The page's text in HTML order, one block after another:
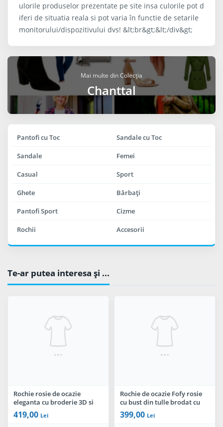
ulorile produselor prezentate pe site insa culorile pot d
iferi de situatia reala si pot varia în functie de setarile
monitorului/dispozitivului dvs! &lt;br&gt;&lt;/div&gt;
Mai multe din Colecția
Chanttal
Pantofi cu Toc Sandale cu Toc
Sandale Femei
Casual Sport
Ghete Bărbaţi
Pantofi Sport Cizme
Rochii Accesorii
Te-ar putea interesa şi ...
Rochie rosie de ocazie
eleganta cu broderie 3D si
paiete discrete
419,00 Lei
Rochie de ocazie Fofy rosie
cu bust din tulle brodat cu
floricele
399,00 Lei